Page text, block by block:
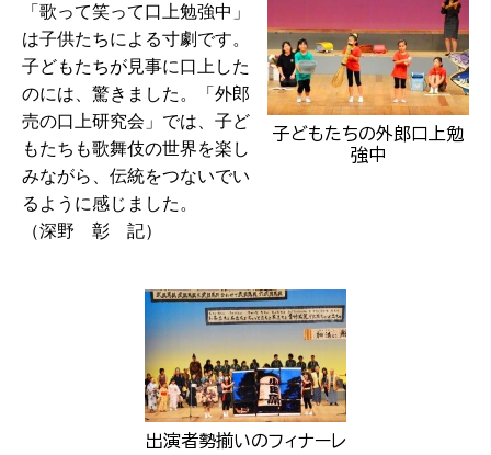
子どもたちの外郎口上勉
強中
「歌って笑って口上勉強中」
は子供たちによる寸劇です。
子どもたちが見事に口上した
のには、驚きました。「外郎
売の口上研究会」では、子ど
もたちも歌舞伎の世界を楽し
みながら、伝統をつないでい
るように感じました。
（深野 彰 記）
出演者勢揃いのフィナーレ